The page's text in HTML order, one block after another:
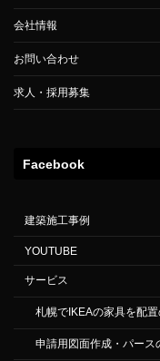
会社情報
お問い合わせ
求人・採用募集
Facebook
建築施工事例
YOUTUBE
サービス
札幌でIKEAの家具を配
申請用図面作成・パー